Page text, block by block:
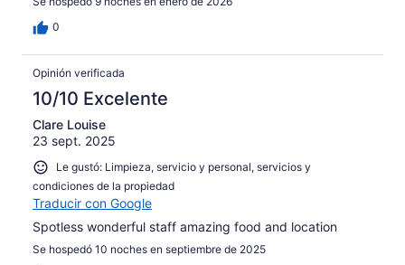
0
Opinión verificada
10/10 Excelente
Clare Louise
23 sept. 2025
Le gustó: Limpieza, servicio y personal, servicios y
condiciones de la propiedad
Traducir con Google
Spotless wonderful staff amazing food and location
Se hospedó 10 noches en septiembre de 2025